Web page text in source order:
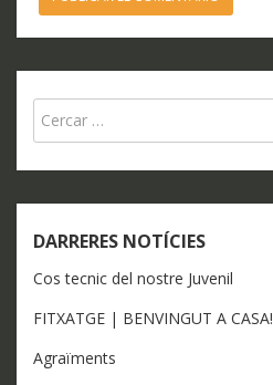
DARRERES NOTÍCIES
Cos tecnic del nostre Juvenil
FITXATGE | BENVINGUT A CASA!
Agraïments